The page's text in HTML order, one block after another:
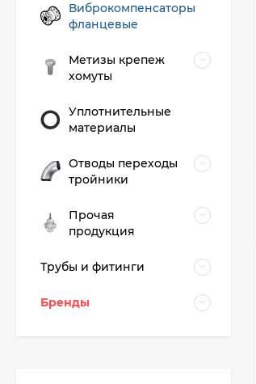
Виброкомпенсаторы
фланцевые
Метизы крепеж
хомуты
Уплотнительные
материалы
Отводы переходы
тройники
Прочая
продукция
Трубы и фитинги
Бренды